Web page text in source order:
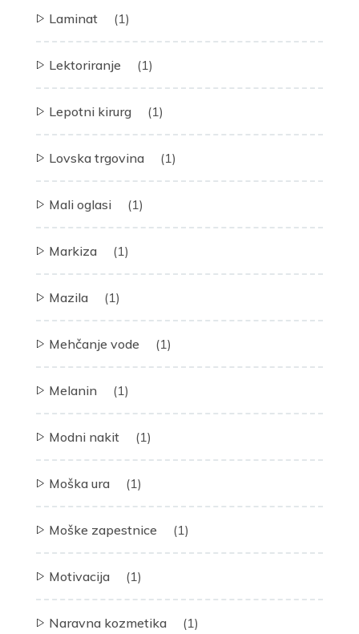
Laminat (1)
Lektoriranje (1)
Lepotni kirurg (1)
Lovska trgovina (1)
Mali oglasi (1)
Markiza (1)
Mazila (1)
Mehčanje vode (1)
Melanin (1)
Modni nakit (1)
Moška ura (1)
Moške zapestnice (1)
Motivacija (1)
Naravna kozmetika (1)